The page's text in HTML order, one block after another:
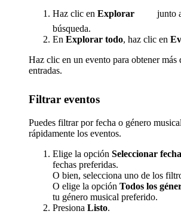
Haz clic en Explorar
junto
búsqueda.
En Explorar todo, haz clic en
Haz clic en un evento para obtener más
entradas.
Filtrar eventos
Puedes filtrar por fecha o género
rápidamente los eventos.
Elige la opción Seleccionar
fechas preferidas.
O bien, selecciona uno de los
O elige la opción Todos los
tu género musical preferido.
Presiona Listo.